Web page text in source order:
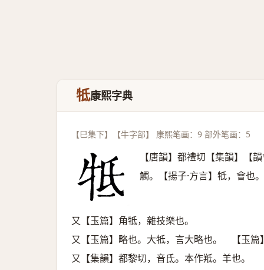
牴康熙字典
【巳集下】【牛字部】 康熙笔画：9 部外笔画：5
【唐韻】都禮切【集韻】【
觸。【揚子·方言】牴，會也
又【玉篇】角牴，雜技樂也。
又【玉篇】略也。大牴，言大略也。 【玉篇
又【集韻】都黎切，音氐。本作羝。羊也。